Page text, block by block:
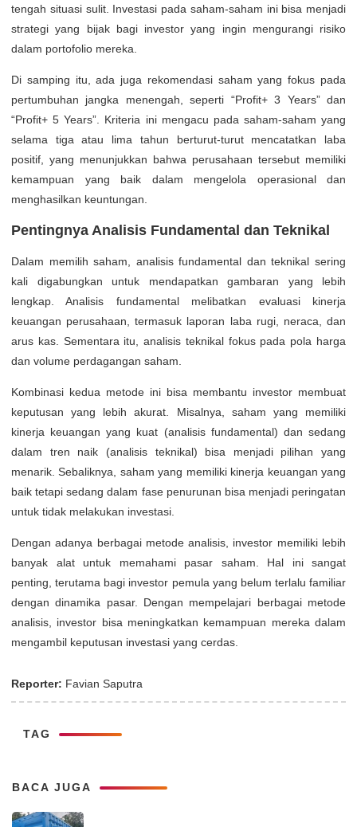
tengah situasi sulit. Investasi pada saham-saham ini bisa menjadi
strategi yang bijak bagi investor yang ingin mengurangi risiko
dalam portofolio mereka.
Di samping itu, ada juga rekomendasi saham yang fokus pada
pertumbuhan jangka menengah, seperti “Profit+ 3 Years” dan
“Profit+ 5 Years”. Kriteria ini mengacu pada saham-saham yang
selama tiga atau lima tahun berturut-turut mencatatkan laba
positif, yang menunjukkan bahwa perusahaan tersebut memiliki
kemampuan yang baik dalam mengelola operasional dan
menghasilkan keuntungan.
Pentingnya Analisis Fundamental dan Teknikal
Dalam memilih saham, analisis fundamental dan teknikal sering
kali digabungkan untuk mendapatkan gambaran yang lebih
lengkap. Analisis fundamental melibatkan evaluasi kinerja
keuangan perusahaan, termasuk laporan laba rugi, neraca, dan
arus kas. Sementara itu, analisis teknikal fokus pada pola harga
dan volume perdagangan saham.
Kombinasi kedua metode ini bisa membantu investor membuat
keputusan yang lebih akurat. Misalnya, saham yang memiliki
kinerja keuangan yang kuat (analisis fundamental) dan sedang
dalam tren naik (analisis teknikal) bisa menjadi pilihan yang
menarik. Sebaliknya, saham yang memiliki kinerja keuangan yang
baik tetapi sedang dalam fase penurunan bisa menjadi peringatan
untuk tidak melakukan investasi.
Dengan adanya berbagai metode analisis, investor memiliki lebih
banyak alat untuk memahami pasar saham. Hal ini sangat
penting, terutama bagi investor pemula yang belum terlalu familiar
dengan dinamika pasar. Dengan mempelajari berbagai metode
analisis, investor bisa meningkatkan kemampuan mereka dalam
mengambil keputusan investasi yang cerdas.
Reporter: Favian Saputra
TAG
BACA JUGA